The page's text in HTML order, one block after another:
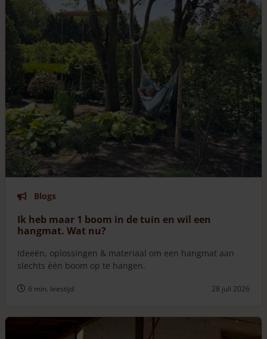
Blogs
Ik heb maar 1 boom in de tuin en wil een
hangmat. Wat nu?
Ideeën, oplossingen & materiaal om een hangmat aan
slechts één boom op te hangen.
6 min. leestijd 28 juli 2026